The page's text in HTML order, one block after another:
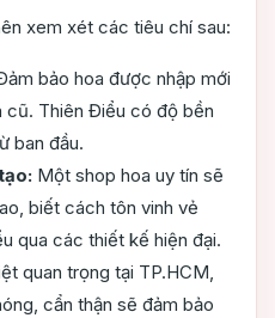
xem xét các tiêu chí sau:
bảo hoa được nhập mới
cũ. Thiên Điểu có độ bền
ban đầu.
Một shop hoa uy tín sẽ
biết cách tôn vinh vẻ
qua các thiết kế hiện đại.
quan trọng tại TP.HCM,
cẩn thận sẽ đảm bảo